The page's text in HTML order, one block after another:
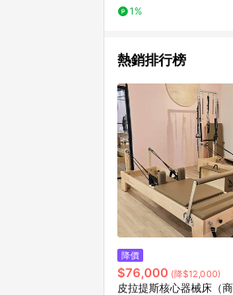
1%
熱銷排行榜
降價
$76,000 (降$12,000)
皮拉提斯核心器械床（